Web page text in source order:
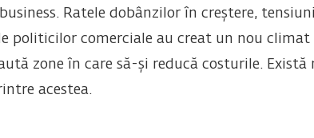
Ratele dobânzilor în creștere,
politicilor comerciale au creat un nou
zone în care să-și reducă costurile.
acestea.